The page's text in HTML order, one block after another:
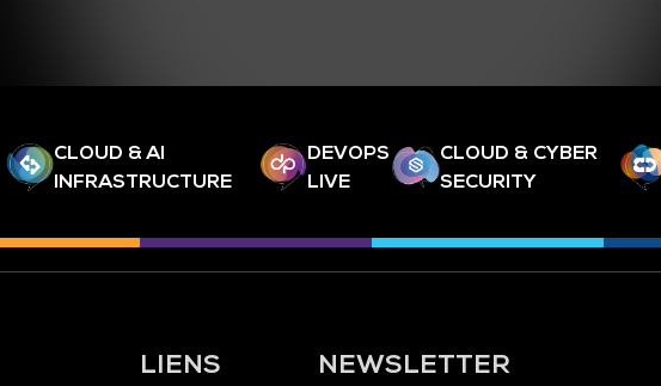
CLOUD & AI
INFRASTRUCTURE
DEVOPS
LIVE
CLOUD & CYBER
SECURITY
LIENS
NEWSLETTER